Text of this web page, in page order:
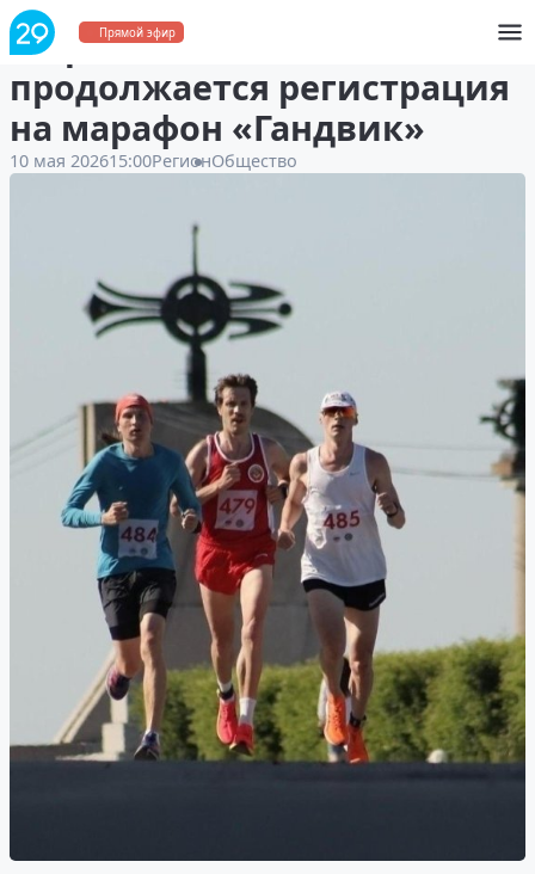
Прямой эфир
В Архангельске
продолжается регистрация
на марафон «Гандвик»
10 мая 202615:00РегионОбщество